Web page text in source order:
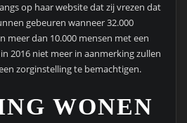
op haar website dat zij vrezen dat
gebeuren wanneer 32.000
meer dan 10.000 mensen met een
2016 niet meer in aanmerking zullen
zorginstelling te bemachtigen.
WONEN